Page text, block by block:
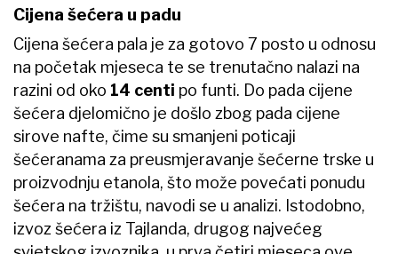
Cijena šećera u padu
Cijena šećera pala je za gotovo 7 posto u odnosu
na početak mjeseca te se trenutačno nalazi na
razini od oko 14 centi po funti. Do pada cijene
šećera djelomično je došlo zbog pada cijene
sirove nafte, čime su smanjeni poticaji
šećeranama za preusmjeravanje šećerne trske u
proizvodnju etanola, što može povećati ponudu
šećera na tržištu, navodi se u analizi. Istodobno,
izvoz šećera iz Tajlanda, drugog najvećeg